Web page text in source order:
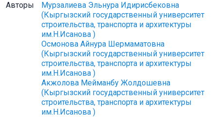
Авторы
Мурзалиева Эльнура Идирисбековна
(Кыргызский государственный университет
строительства, транспорта и архитектуры
им.Н.Исанова )
Осмонова Айнура Шермаматовна
(Кыргызский государственный университет
строительства, транспорта и архитектуры
им.Н.Исанова )
Акжолова Мейманбу Жолдошевна
(Кыргызский государственный университет
строительства, транспорта и архитектуры
им.Н.Исанова )